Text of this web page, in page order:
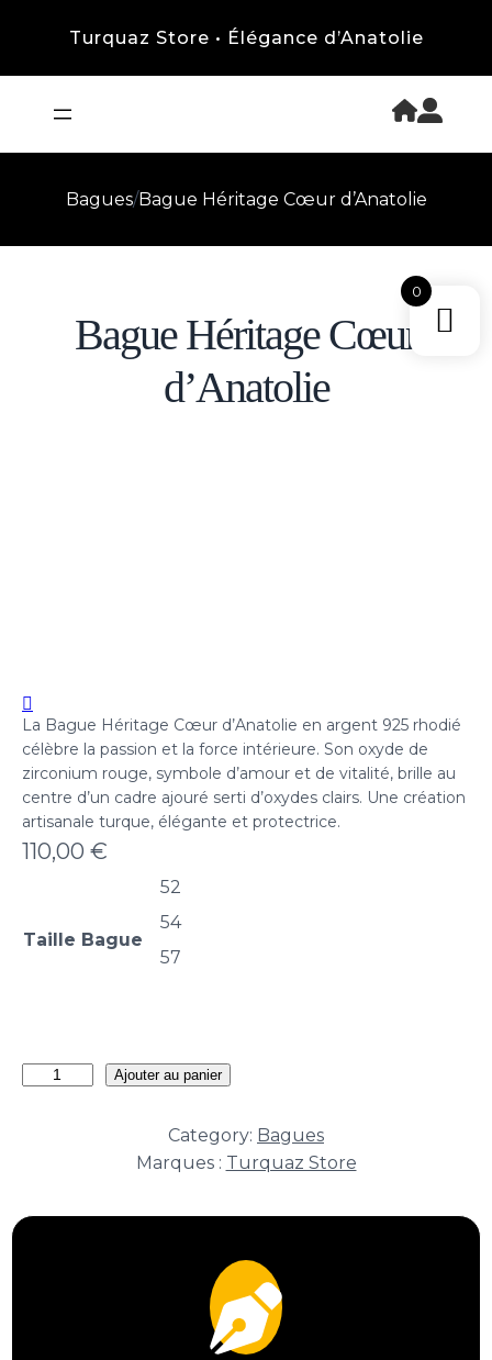
Turquaz Store • Élégance d’Anatolie
Bagues/Bague Héritage Cœur d’Anatolie
Bague Héritage Cœur
d’Anatolie
La Bague Héritage Cœur d’Anatolie en argent 925 rhodié
célèbre la passion et la force intérieure. Son oxyde de
zirconium rouge, symbole d’amour et de vitalité, brille au
centre d’un cadre ajouré serti d’oxydes clairs. Une création
artisanale turque, élégante et protectrice.
110,00 €
Taille Bague
52
54
57
quantité
d’Anatolie
Ajouter au panier
Category: Bagues
Marques : Turquaz Store
0